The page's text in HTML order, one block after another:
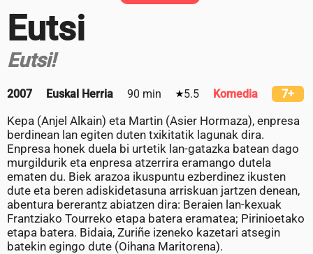
Eutsi
Eutsi!
2007 Euskal Herria 90 min 5.5 Komedia 7+
Kepa (Anjel Alkain) eta Martin (Asier Hormaza), enpresa
berdinean lan egiten duten txikitatik lagunak dira.
Enpresa honek duela bi urtetik lan-gatazka batean dago
murgildurik eta enpresa atzerrira eramango dutela
ematen du. Biek arazoa ikuspuntu ezberdinez ikusten
dute eta beren adiskidetasuna arriskuan jartzen denean,
abentura bererantz abiatzen dira: Beraien lan-kexuak
Frantziako Tourreko etapa batera eramatea; Pirinioetako
etapa batera. Bidaia, Zuriñe izeneko kazetari atsegin
batekin egingo dute (Oihana Maritorena).